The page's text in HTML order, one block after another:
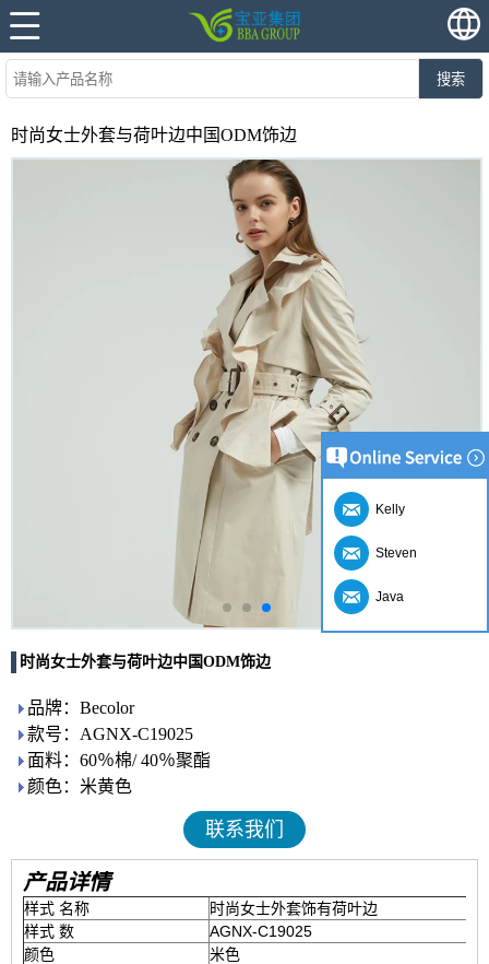
搜索
时尚女士外套与荷叶边中国ODM饰边
时尚女士外套与荷叶边中国ODM饰边
品牌：Becolor
款号：AGNX-C19025
面料：60％棉/ 40％聚酯
颜色：米黄色
联系我们
产品详情
样式 名称
时尚女士外套饰有荷叶边
样式 数
AGNX-C19025
颜色
米色
Kelly
Steven
Java